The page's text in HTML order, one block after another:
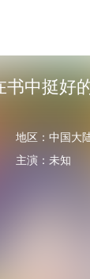
书中挺好
地区：中国大
主演： 未知